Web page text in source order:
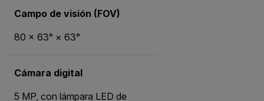
Campo de visión (FOV)
80 × 63° × 63°
Cámara digital
5 MP, con lámpara LED de